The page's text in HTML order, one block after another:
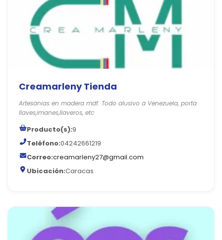
Creamarleny Tienda
Artesanias en madera mdf. Todo alusivo a Venezuela, porta
llaves,imanes,llaveros, etc
Producto(s):9
Teléfono:04242661219
Correo:creamarleny27@gmail.com
Ubicación:Caracas